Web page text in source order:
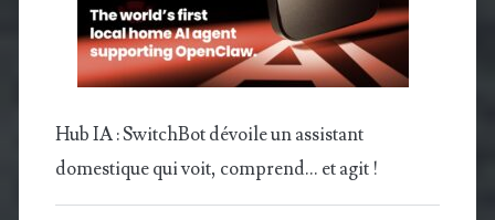
Hub IA : SwitchBot dévoile un assistant
domestique qui voit, comprend… et agit !